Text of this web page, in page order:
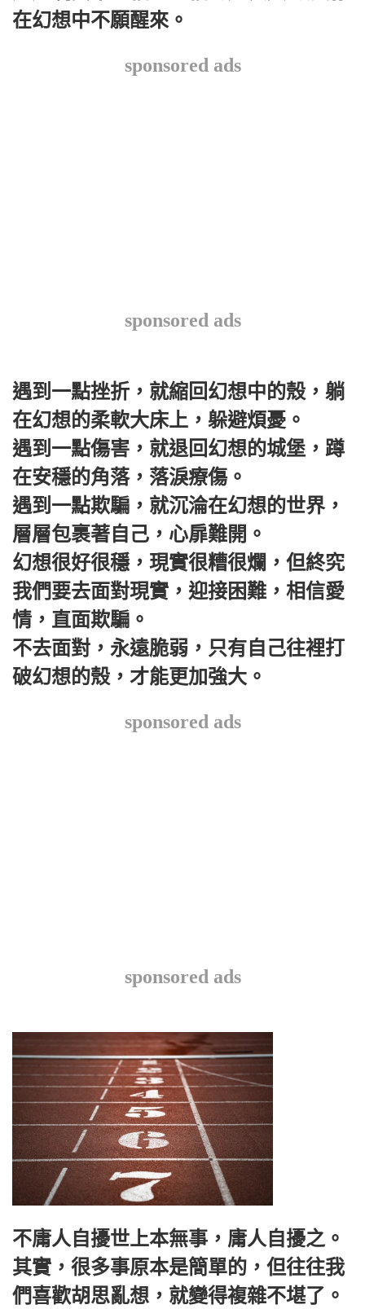
在幻想中不願醒來。
sponsored ads
sponsored ads
遇到一點挫折，就縮回幻想中的殼，躺
在幻想的柔軟大床上，躲避煩憂。
遇到一點傷害，就退回幻想的城堡，蹲
在安穩的角落，落淚療傷。
遇到一點欺騙，就沉淪在幻想的世界，
層層包裹著自己，心扉難開。
幻想很好很穩，現實很糟很爛，但終究
我們要去面對現實，迎接困難，相信愛
情，直面欺騙。
不去面對，永遠脆弱，只有自己往裡打
破幻想的殼，才能更加強大。
sponsored ads
sponsored ads
不庸人自擾世上本無事，庸人自擾之。
其實，很多事原本是簡單的，但往往我
們喜歡胡思亂想，就變得複雜不堪了。